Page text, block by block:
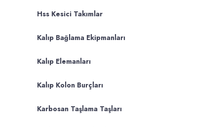
Hss Kesici Takımlar
Kalıp Bağlama Ekipmanları
Kalıp Elemanları
Kalıp Kolon Burçları
Karbosan Taşlama Taşları